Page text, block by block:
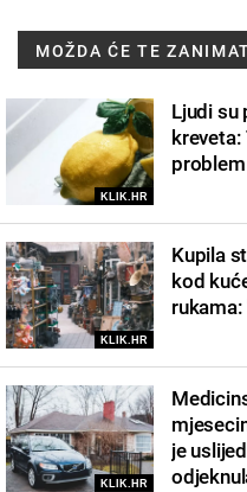
MOŽDA ĆE TE
KLIK.HR
Ljudi su
problem
KLIK.HR
Kupila
kod
KLIK.HR
je